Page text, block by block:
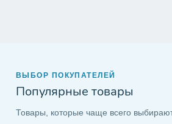
ВЫБОР ПОКУПАТЕЛЕЙ
Популярные товары
Товары, которые чаще всего